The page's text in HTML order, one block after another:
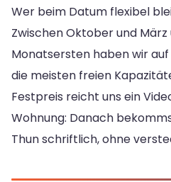
Wer beim Datum flexibel
Zwischen Oktober und
Monatsersten haben wir auf
die meisten freien
Festpreis reicht uns ein
Wohnung: Danach
Thun schriftlich, ohne